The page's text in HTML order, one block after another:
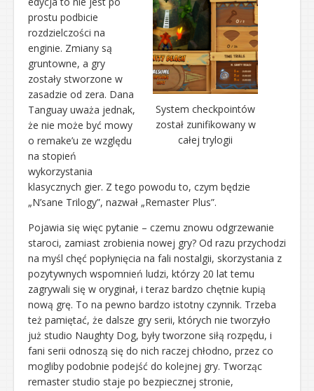
System checkpointów
został zunifikowany w
całej trylogii
prostu podbicie
rozdzielczości na
enginie. Zmiany są
gruntowne, a gry
zostały stworzone w
zasadzie od zera. Dana
Tanguay uważa jednak,
że nie może być mowy
o remake’u ze względu
na stopień
wykorzystania
klasycznych gier. Z tego powodu to, czym będzie
„N’sane Trilogy”, nazwał „Remaster Plus”.
Pojawia się więc pytanie – czemu znowu odgrzewanie
staroci, zamiast zrobienia nowej gry? Od razu przychodzi
na myśl chęć popłynięcia na fali nostalgii, skorzystania z
pozytywnych wspomnień ludzi, którzy 20 lat temu
zagrywali się w oryginał, i teraz bardzo chętnie kupią
nową grę. To na pewno bardzo istotny czynnik. Trzeba
też pamiętać, że dalsze gry serii, których nie tworzyło
już studio Naughty Dog, były tworzone siłą rozpędu, i
fani serii odnoszą się do nich raczej chłodno, przez co
mogliby podobnie podejść do kolejnej gry. Tworząc
remaster studio staje po bezpiecznej stronie,